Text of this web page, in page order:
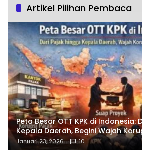
Artikel Pilihan Pembaca
Peta Besar OTT KPK di Indonesia:
Kepala Daerah, Begini Wajah
Terbongkar
Januari 23, 2026 10